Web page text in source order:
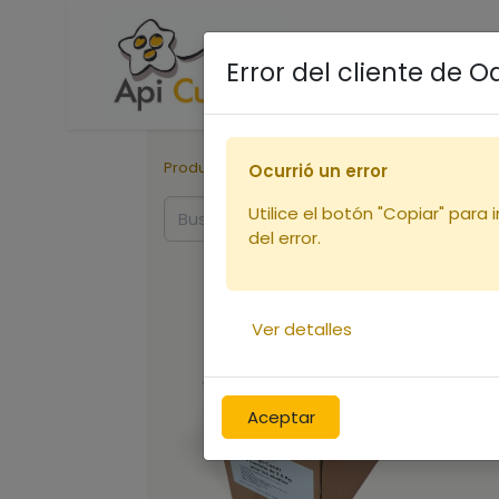
Accueil Boutique
Productos Rucher
Error del cliente de
Aceptar
Ocurrió un error
Utilice el botón "Copiar" para
del error.
Ver detalles